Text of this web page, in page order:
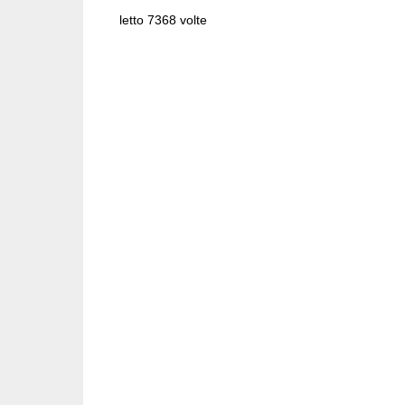
letto 7368 volte